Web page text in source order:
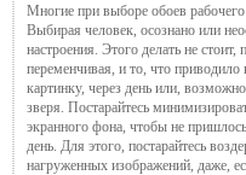
Многие при выборе обоев
Выбирая человек, осознано или
настроения. Этого делать не стоит,
переменчивая, и то, что приводило
картинку, через день или,
зверя. Постарайтесь
экранного фона, чтобы не
день. Для этого, постарайтесь
нагруженных изображений, даже,